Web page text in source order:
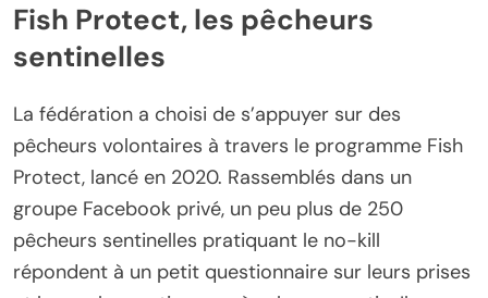
Fish Protect, les pêcheurs
sentinelles
La fédération a choisi de s’appuyer sur des
pêcheurs volontaires à travers le programme Fish
Protect, lancé en 2020. Rassemblés dans un
groupe Facebook privé, un peu plus de 250
pêcheurs sentinelles pratiquant le no-kill
répondent à un petit questionnaire sur leurs prises